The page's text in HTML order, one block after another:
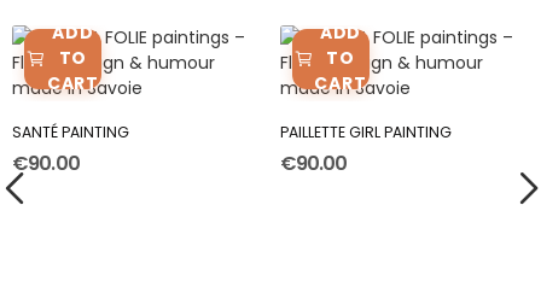
ADD
TO
CART
SANTÉ PAINTING
€90.00
ADD
TO
CART
PAILLETTE GIRL PAINTING
€90.00